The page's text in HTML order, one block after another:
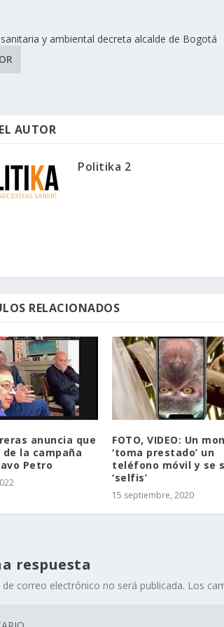
y ambiental decreta alcalde de Bogotá
AUTOR
Politika 2
RELACIONADOS
anuncia que
de la campaña
Petro
FOTO, VIDEO: Un
‘toma prestado’ un
teléfono móvil y se
‘selfis’
15 septiembre, 2020
respuesta
de correo electrónico no será publicada. Los